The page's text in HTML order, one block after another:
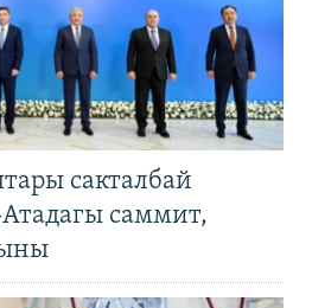
сакталбай
саммит,